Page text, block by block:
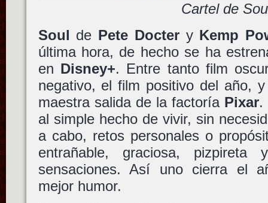
Cartel de
Soul de Pete Doctery Kemp
última hora, de hecho se ha
en Disney+. Entre tanto film
negativo, el film positivo del año,
maestra salida de la factoría Pixar.
al simple hecho de vivir, sin
a cabo, retos personales o
entrañable, graciosa,
sensaciones. Así uno cierra el
mejor humor.